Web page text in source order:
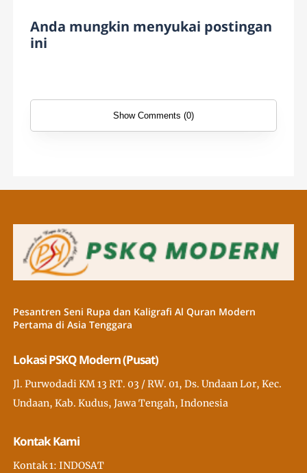
Anda mungkin menyukai postingan
ini
Show Comments (0)
Pesantren Seni Rupa dan Kaligrafi Al Quran Modern
Pertama di Asia Tenggara
Lokasi PSKQ Modern (Pusat)
Jl. Purwodadi KM 13 RT. 03 / RW. 01, Ds. Undaan Lor, Kec.
Undaan, Kab. Kudus, Jawa Tengah, Indonesia
Kontak Kami
Kontak 1: INDOSAT